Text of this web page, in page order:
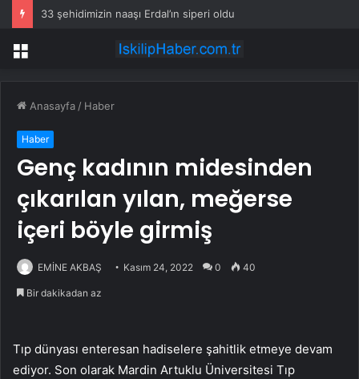
33 şehidimizin naaşı Erdal’ın siperi oldu
Menü
Anasayfa / Haber
Haber
Genç kadının midesinden
çıkarılan yılan, meğerse
içeri böyle girmiş
EMİNE AKBAŞ Kasım 24, 2022 0 40
Bir dakikadan az
Tıp dünyası enteresan hadiselere şahitlik etmeye devam
ediyor. Son olarak Mardin Artuklu Üniversitesi Tıp